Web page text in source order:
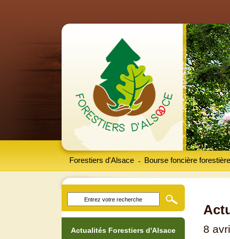
Forestiers d'Alsace Bourse foncière forestière
-
8
Actualités Forestiers d'Alsace